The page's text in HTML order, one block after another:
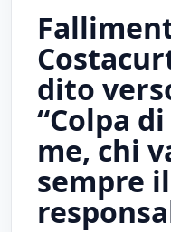
dito
“Colpa
me, chi
sempre